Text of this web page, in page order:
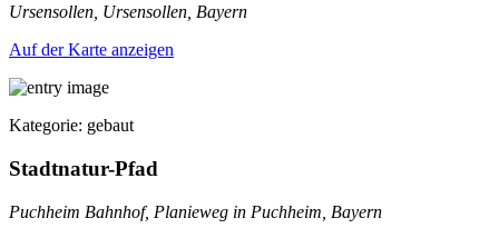
Ursensollen, Ursensollen, Bayern
Auf der Karte anzeigen
Kategorie: gebaut
Stadtnatur-Pfad
Puchheim Bahnhof, Planieweg in Puchheim, Bayern